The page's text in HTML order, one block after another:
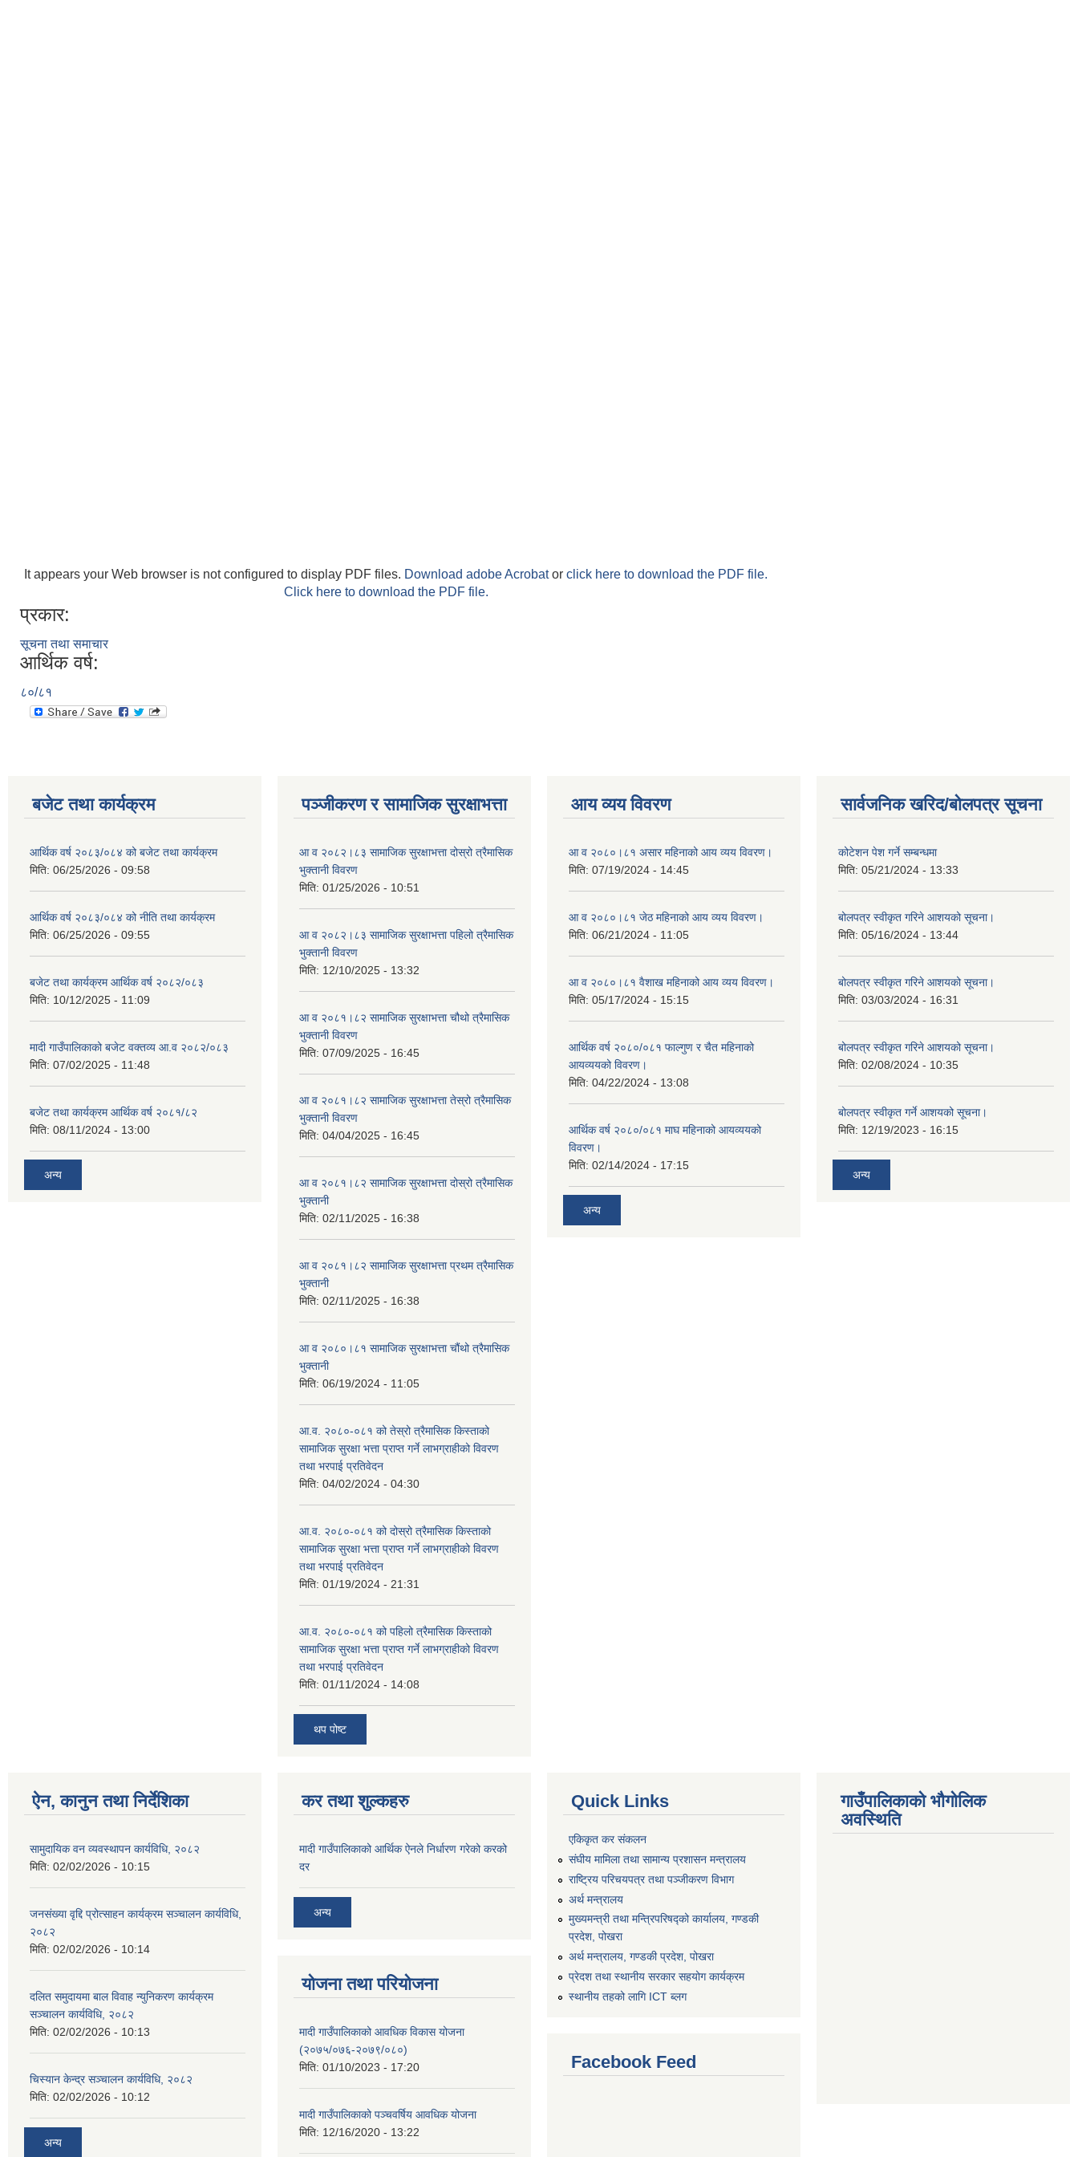
It appears your Web browser is not configured to display PDF files. Download adobe Acrobator click here to download the PDF file.
Click here to download the PDF file.
प्रकार:
सूचना तथा समाचार
आर्थिक वर्ष:
८०/८१
बजेट तथा कार्यक्रम
आर्थिक वर्ष २०८३/०८४ को बजेट तथा कार्यक्रम
मिति: 06/25/2026 - 09:58
आर्थिक वर्ष २०८३/०८४ को नीति तथा कार्यक्रम
मिति: 06/25/2026 - 09:55
बजेट तथा कार्यक्रम आर्थिक वर्ष २०८२/०८३
मिति: 10/12/2025 - 11:09
मादी गाउँपालिकाको बजेट वक्तव्य आ.व २०८२/०८३
मिति: 07/02/2025 - 11:48
बजेट तथा कार्यक्रम आर्थिक वर्ष २०८१/८२
मिति: 08/11/2024 - 13:00
अन्य
पञ्जीकरण र सामाजिक सुरक्षाभत्ता
आ व २०८२।८३ सामाजिक सुरक्षाभत्ता दोस्रो त्रैमासिक
भुक्तानी विवरण
मिति: 01/25/2026 - 10:51
आ व २०८२।८३ सामाजिक सुरक्षाभत्ता पहिलो त्रैमासिक
भुक्तानी विवरण
मिति: 12/10/2025 - 13:32
आ व २०८१।८२ सामाजिक सुरक्षाभत्ता चौथो त्रैमासिक
भुक्तानी विवरण
मिति: 07/09/2025 - 16:45
आ व २०८१।८२ सामाजिक सुरक्षाभत्ता तेस्रो त्रैमासिक
भुक्तानी विवरण
मिति: 04/04/2025 - 16:45
आ व २०८१।८२ सामाजिक सुरक्षाभत्ता दोस्रो त्रैमासिक
भुक्तानी
मिति: 02/11/2025 - 16:38
आ व २०८१।८२ सामाजिक सुरक्षाभत्ता प्रथम त्रैमासिक
भुक्तानी
मिति: 02/11/2025 - 16:38
आ व २०८०।८१ सामाजिक सुरक्षाभत्ता चौंथो त्रैमासिक
भुक्तानी
मिति: 06/19/2024 - 11:05
आ.व. २०८०-०८१ को तेस्रो त्रैमासिक किस्ताको
सामाजिक सुरक्षा भत्ता प्राप्त गर्ने लाभग्राहीको विवरण
तथा भरपाई प्रतिवेदन
मिति: 04/02/2024 - 04:30
आ.व. २०८०-०८१ को दोस्रो त्रैमासिक किस्ताको
सामाजिक सुरक्षा भत्ता प्राप्त गर्ने लाभग्राहीको विवरण
तथा भरपाई प्रतिवेदन
मिति: 01/19/2024 - 21:31
आ.व. २०८०-०८१ को पहिलो त्रैमासिक किस्ताको
सामाजिक सुरक्षा भत्ता प्राप्त गर्ने लाभग्राहीको विवरण
तथा भरपाई प्रतिवेदन
मिति: 01/11/2024 - 14:08
थप पोष्ट
आय व्यय विवरण
आ व २०८०।८१ असार महिनाको आय व्यय विवरण।
मिति: 07/19/2024 - 14:45
आ व २०८०।८१ जेठ महिनाको आय व्यय विवरण।
मिति: 06/21/2024 - 11:05
आ व २०८०।८१ वैशाख महिनाको आय व्यय विवरण।
मिति: 05/17/2024 - 15:15
आर्थिक वर्ष २०८०/०८१ फाल्गुण र चैत महिनाको
आयव्ययको विवरण।
मिति: 04/22/2024 - 13:08
आर्थिक वर्ष २०८०/०८१ माघ महिनाको आयव्ययको
विवरण।
मिति: 02/14/2024 - 17:15
अन्य
सार्वजनिक खरिद/बोलपत्र सूचना
कोटेशन पेश गर्ने सम्बन्धमा
मिति: 05/21/2024 - 13:33
बोलपत्र स्वीकृत गरिने आशयको सूचना।
मिति: 05/16/2024 - 13:44
बोलपत्र स्वीकृत गरिने आशयको सूचना।
मिति: 03/03/2024 - 16:31
बोलपत्र स्वीकृत गरिने आशयको सूचना।
मिति: 02/08/2024 - 10:35
बोलपत्र स्वीकृत गर्ने आशयको सूचना।
मिति: 12/19/2023 - 16:15
अन्य
ऐन, कानुन तथा निर्देशिका
सामुदायिक वन व्यवस्थापन कार्यविधि, २०८२
मिति: 02/02/2026 - 10:15
जनसंख्या वृद्दि प्रोत्साहन कार्यक्रम सञ्‍चालन कार्यविधि,
२०८२
मिति: 02/02/2026 - 10:14
दलित समुदायमा बाल विवाह न्युनिकरण कार्यक्रम
सञ्‍चालन कार्यविधि, २०८२
मिति: 02/02/2026 - 10:13
चिस्यान केन्द्र सञ्‍चालन कार्यविधि, २०८२
मिति: 02/02/2026 - 10:12
अन्य
कर तथा शुल्कहरु
मादी गाउँपालिकाको आर्थिक ऐनले निर्धारण गरेको करको
दर
अन्य
योजना तथा परियोजना
मादी गाउँपालिकाको आवधिक विकास योजना
(२०७५/०७६-२०७९/०८०)
मिति: 01/10/2023 - 17:20
मादी गाउँपालिकाको पञ्चवर्षिय आवधिक योजना
मिति: 12/16/2020 - 13:22
Quick Links
एकिकृत कर संकलन
संघीय मामिला तथा सामान्य प्रशासन मन्त्रालय
राष्ट्रिय परिचयपत्र तथा पञ्जीकरण विभाग
अर्थ मन्त्रालय
मुख्यमन्त्री तथा मन्त्रिपरिषद्को कार्यालय, गण्डकी
प्रदेश, पोखरा
अर्थ मन्त्रालय, गण्डकी प्रदेश, पोखरा
प्रेदश तथा स्थानीय सरकार सहयोग कार्यक्रम
स्थानीय तहको लागि ICT ब्लग
Facebook Feed
गाउँपालिकाको भौगोलिक
अवस्थिति